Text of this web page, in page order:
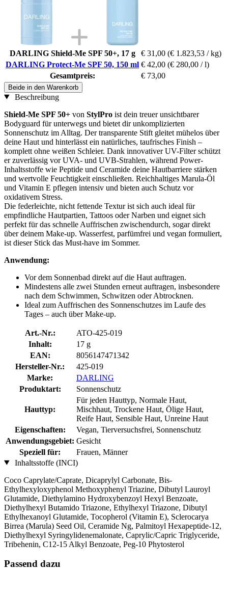
DARLING Shield-Me SPF 50+, 17 g € 31,00 (€ 1.823,53 / kg)
DARLING Protect-Me SPF 50, 150 ml € 42,00 (€ 280,00 / l)
Gesamtpreis:
€ 73,00
Beide in den Warenkorb
Beschreibung
Shield-Me SPF 50+ von StylPro ist dein treuer unsichtbarer
Bodyguard für unterwegs und bietet dir unkomplizierten
Sonnenschutz im Alltag. Der transparente Stift gleitet mühelos über
deine Haut und hinterlässt ein natürliches, taufrisches Finish –
komplett ohne weißen Schleier. Dank innovativer UV-Filter schützt
er zuverlässig vor UVA- und UVB-Strahlen, während Power-
Inhaltsstoffe wie Peptide und Ceramide deine Hautbarriere stärken
und wertvolle Feuchtigkeit einschließen. Reichhaltiges Marula-Öl
und Vitamin E pflegen intensiv und bieten auch Schutz vor
oxidativem Stress.
Die federleichte, nicht fettende Textur ist sich auch ideal für
empfindliche Hautpartien, Tattoos oder Narben und eignet sich
perfekt für das schnelle Auffrischen zwischendurch, sogar direkt
über deinem Make-up. Wasserfest, parfümfrei und vegan formuliert,
ist dieser Stick das Must-have im Sommer.
Anwendung:
Vor dem Sonnenbad direkt auf die Haut auftragen.
Mindestens alle zwei Stunden erneut auftragen, insbesondere
nach dem Schwimmen, Schwitzen oder Abtrocknen.
Ideal zum Auffrischen des Sonnenschutzes im Laufe des
Tages – auch über Make-up.
Art.-Nr.:
ATO-425-019
Inhalt:
17 g
EAN:
8056147471342
Hersteller-Nr.:
425-019
Marke:
DARLING
Produktart:
Sonnenschutz
Hauttyp:
Für jeden Hauttyp, Normale Haut,
Mischhaut, Trockene Haut, Ölige Haut,
Reife Haut, Sensible Haut, Unreine Haut
Eigenschaften:
Vegan, Tierversuchsfrei, Sonnenschutz
Anwendungsgebiet: Gesicht
Speziell für:
Frauen, Männer
Inhaltsstoffe (INCI)
Coco Caprylate/Caprate, Dicaprylyl Carbonate, Bis-
Ethylhexyloxyphenol Methoxyphenyl Triazine, Dibutyl Lauroyl
Glutamide, Diethylamino Hydroxybenzoyl Hexyl Benzoate,
Diethylhexyl Butamido Triazone, Ethylhexyl Triazone, Dibutyl
Ethylhexanoyl Glutamide, Tocopherol (Vitamin E), Sclerocarya
Birrea (Marula) Seed Oil, Ceramide Ng, Palmitoyl Hexapeptide-12,
Diethylhexyl Syringylidenemalonate, Caprylic/Capric Triglyceride,
Tribehenin, C12-15 Alkyl Benzoate, Peg-10 Phytosterol
Passend dazu